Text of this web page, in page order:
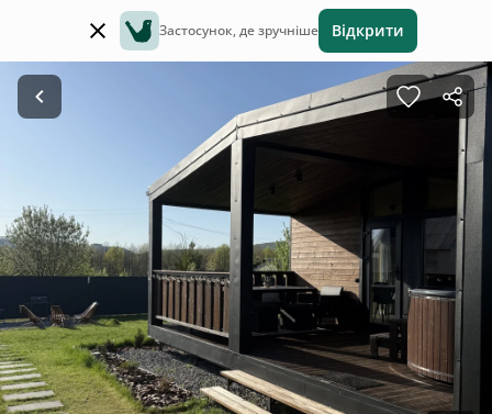
Застосунок, де зручніше Відкрити